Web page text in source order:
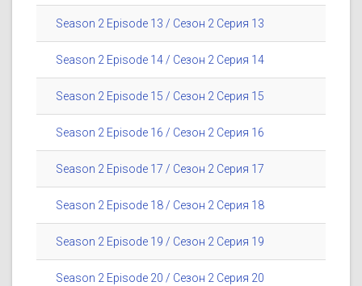
Season 2 Episode 13 / Сезон 2 Серия 13
Season 2 Episode 14 / Сезон 2 Серия 14
Season 2 Episode 15 / Сезон 2 Серия 15
Season 2 Episode 16 / Сезон 2 Серия 16
Season 2 Episode 17 / Сезон 2 Серия 17
Season 2 Episode 18 / Сезон 2 Серия 18
Season 2 Episode 19 / Сезон 2 Серия 19
Season 2 Episode 20 / Сезон 2 Серия 20